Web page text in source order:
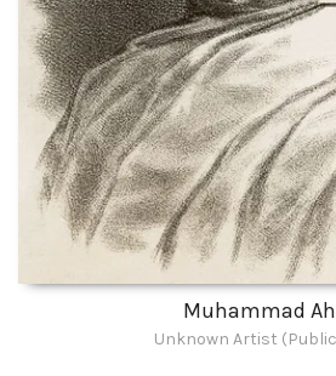
Muhammad
Unknown Artist